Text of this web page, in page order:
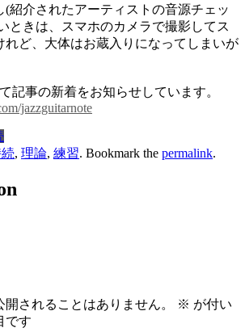
(紹介されたアーティストの音源チェッ
ときは、スマホのカメラで撮影してス
れど、大体はお蔵入りになってしまいが
記事の新着をお知らせしています。
jazzguitarnote
, 理論, 練習. Bookmark the permalink.
開されることはありません。 ※ が付い
です